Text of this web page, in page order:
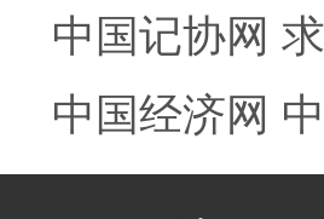
中国记协网
中国经济网